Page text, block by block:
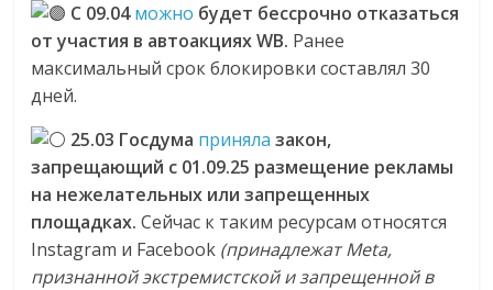
С 09.04можно будет бессрочно отказаться
от участия в автоакциях WB. Ранее
максимальный срок блокировки составлял 30
дней.
25.03 Госдума приняла закон,
запрещающий с 01.09.25 размещение рекламы
на нежелательных или запрещенных
площадках.Сейчас к таким ресурсам относятся
Instagram и Facebook (принадлежат Meta,
признанной экстремистской и запрещенной в